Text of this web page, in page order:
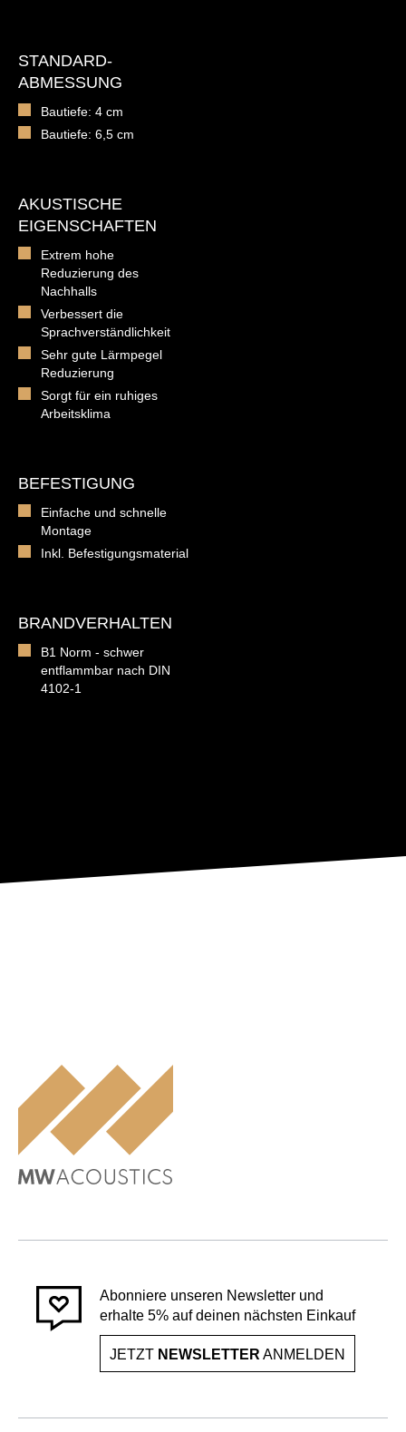
STANDARD-
ABMESSUNG
Bautiefe: 4 cm
Bautiefe: 6,5 cm
AKUSTISCHE
EIGENSCHAFTEN
Extrem hohe
Reduzierung des
Nachhalls
Verbessert die
Sprachverständlichkeit
Sehr gute Lärmpegel
Reduzierung
Sorgt für ein ruhiges
Arbeitsklima
BEFESTIGUNG
Einfache und schnelle
Montage
Inkl. Befestigungsmaterial
BRANDVERHALTEN
B1 Norm - schwer
entflammbar nach DIN
4102-1
Abonniere unseren Newsletter und
erhalte 5% auf deinen nächsten Einkauf
JETZT NEWSLETTER ANMELDEN